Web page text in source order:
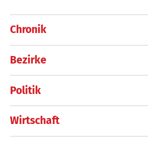
Chronik
Bezirke
Politik
Wirtschaft